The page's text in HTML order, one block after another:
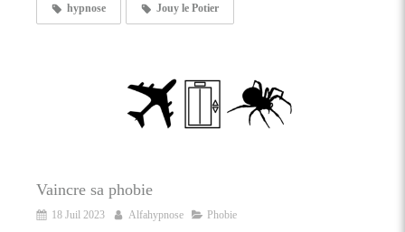
hypnose Jouy le Potier
Vaincre sa phobie
18 Juil 2023 Alfahypnose Phobie